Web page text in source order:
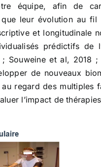
équipe, afin de
que leur évolution au
et longitudinale
prédictifs de
Souweine et al, 2018
de nouveaux
regard des multiples
l’impact de